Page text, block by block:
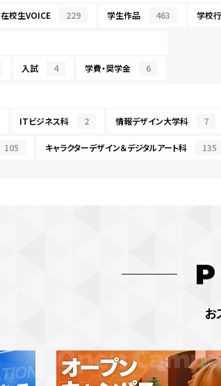
在校生VOICE 229 学生作品 463 学校
入試 4 学費・奨学金 6
ITビジネス科 2 情報デザイン大学科 7
105 キャラクターデザイン＆デジタルアート科 135
お